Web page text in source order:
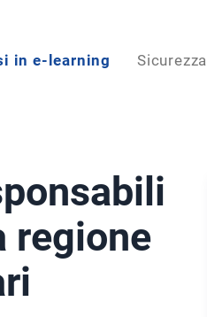
in e-learning Sicurezza
regione